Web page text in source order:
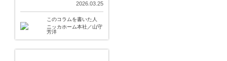
2026.03.25
このコラムを書いた人
ニッカホーム本社／山守
芳洋